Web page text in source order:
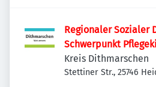
Regionaler Sozialer
Schwerpunkt
Kreis Dithmarschen
Stettiner Str., 25746